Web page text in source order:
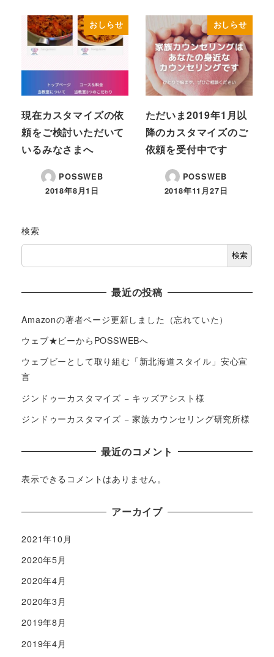
おしらせ
現在カスタマイズの依
頼をご検討いただいて
いるみなさまへ
POSSWEB
2018年8月1日
おしらせ
ただいま2019年1月以
降のカスタマイズのご
依頼を受付中です
POSSWEB
2018年11月27日
検索
検索
最近の投稿
Amazonの著者ページ更新しました（忘れていた）
ウェブ★ビーからPOSSWEBへ
ウェブビーとして取り組む「新北海道スタイル」安心宣
言
ジンドゥーカスタマイズ − キッズアシスト様
ジンドゥーカスタマイズ − 家族カウンセリング研究所様
最近のコメント
表示できるコメントはありません。
アーカイブ
2021年10月
2020年5月
2020年4月
2020年3月
2019年8月
2019年4月